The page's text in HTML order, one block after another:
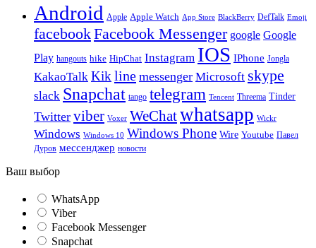
Android Apple Apple Watch App Store BlackBerry DefTalk Emoji
facebookFacebook Messenger google Google
Play hangouts hike HipChat Instagram IOS IPhone Jongla
KakaoTalk Kik line messenger Microsoft skype
slack Snapchat tango telegram Tencent Threema Tinder
Twitter viber Voxer WeChatwhatsapp Wickr
Windows Windows 10 Windows Phone Wire Youtube Павел
Дуров мессенджер новости
Ваш выбор
WhatsApp
Viber
Facebook Messenger
Snapchat